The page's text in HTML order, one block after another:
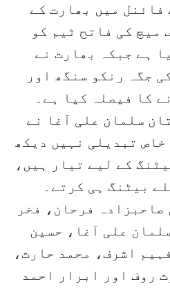
فائنل میں بھارت کے
میچ کی فاتح ٹیم کو
ہے جبکہ بھارت نے
جگہ رنکو سنگھ اور
کا فیصلہ کیا ہے۔
سلمان علی آغا نے
تبدیلی نہیں دیکھ
کے لیے تیار ہیں،
بیٹنگ ہی کرتے۔
فرحان، فخر
علی آغا، حسین
اشرف، محمد حارث،
روف اور ابرار احمد